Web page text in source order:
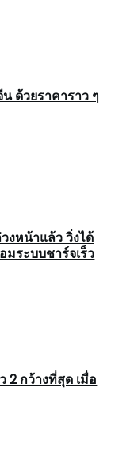
ด้วยราคาราว ๆ
งหน้าแล้ว วิ่งได้
มระบบชาร์จเร็ว
2 กว้างที่สุด เมื่อ